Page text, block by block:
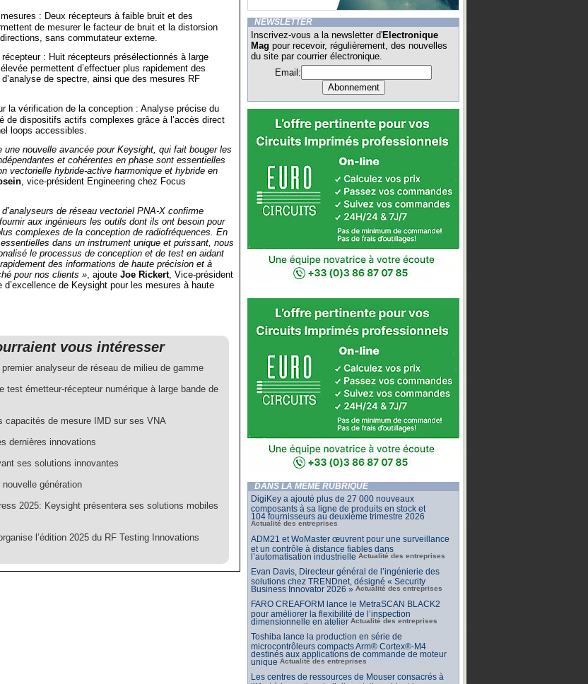
: Deux récepteurs à faible bruit et des
de mesurer le facteur de bruit et la distorsion
sans commutateur externe.
: Huit récepteurs présélectionnés à large
permettent d’effectuer plus rapidement des
de spectre, ainsi que des mesures RF
la vérification de la conception : Analyse précise du
de dispositifs actifs complexes grâce à l’accès direct
loops accessibles.
une nouvelle avancée pour Keysight, qui fait bouger les
et cohérentes en phase sont essentielles
vectorielle hybride-active harmonique et hybride en
, vice-président Engineering chez Focus
de réseau vectoriel PNA-X confirme
aux ingénieurs les outils dont ils ont besoin pour
complexes de la conception de radiofréquences. En
dans un instrument unique et puissant, nous
le processus de conception et de test en aidant
des informations de haute précision et à
pour nos clients », ajoute Joe Rickert, Vice-président
d’excellence de Keysight pour les mesures à haute
vous intéresser
analyseur de réseau de milieu de gamme
test émetteur-récepteur numérique à large bande de
capacités de mesure IMD sur ses VNA
dernières innovations
ses solutions innovantes
génération
2025: Keysight présentera ses solutions mobiles
l’édition 2025 du RF Testing Innovations
NEWSLETTER
Inscrivez-vous a la newsletter d'Electronique
Mag pour recevoir, régulièrement, des nouvelles
du site par courrier électronique.
Email:
DANS LA MÊME RUBRIQUE
DigiKey a ajouté plus de 27 000 nouveaux
composants à sa ligne de produits en stock et
104 fournisseurs au deuxième trimestre 2026
Actualité des entreprises
ADM21 et WoMaster œuvrent pour une surveillance
et un contrôle à distance fiables dans
l’automatisation industrielle Actualité des entreprises
Evan Davis, Directeur général de l’ingénierie des
solutions chez TRENDnet, désigné « Security
Business Innovator 2026 » Actualité des entreprises
FARO CREAFORM lance le MetraSCAN BLACK2
pour améliorer la flexibilité de l’inspection
dimensionnelle en atelier Actualité des entreprises
Toshiba lance la production en série de
microcontrôleurs compacts Arm® Cortex®-M4
destinés aux applications de commande de moteur
unique Actualité des entreprises
Les centres de ressources de Mouser consacrés à